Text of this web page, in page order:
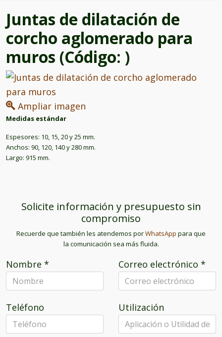
Juntas de dilatación de
corcho aglomerado para
muros (Código: )
Ampliar imagen
Medidas estándar
Espesores: 10, 15, 20 y 25 mm.
Anchos: 90, 120, 140 y 280 mm.
Largo: 915 mm.
Solicite información y presupuesto sin
compromiso
Recuerde que también les atendemos porWhatsApp para que
la comunicación sea más fluida.
Nombre * Correo electrónico *
Teléfono Utilización